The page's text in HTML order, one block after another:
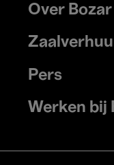
Footer
menu
Over Bozar
Pers
Werken bij